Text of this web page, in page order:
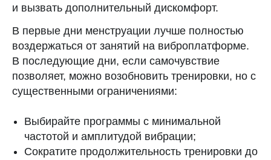
и вызвать дополнительный дискомфорт.
В первые дни менструации лучше полностью
воздержаться от занятий на виброплатформе.
В последующие дни, если самочувствие
позволяет, можно возобновить тренировки, но с
существенными ограничениями:
Выбирайте программы с минимальной
частотой и амплитудой вибрации;
Сократите продолжительность тренировки до